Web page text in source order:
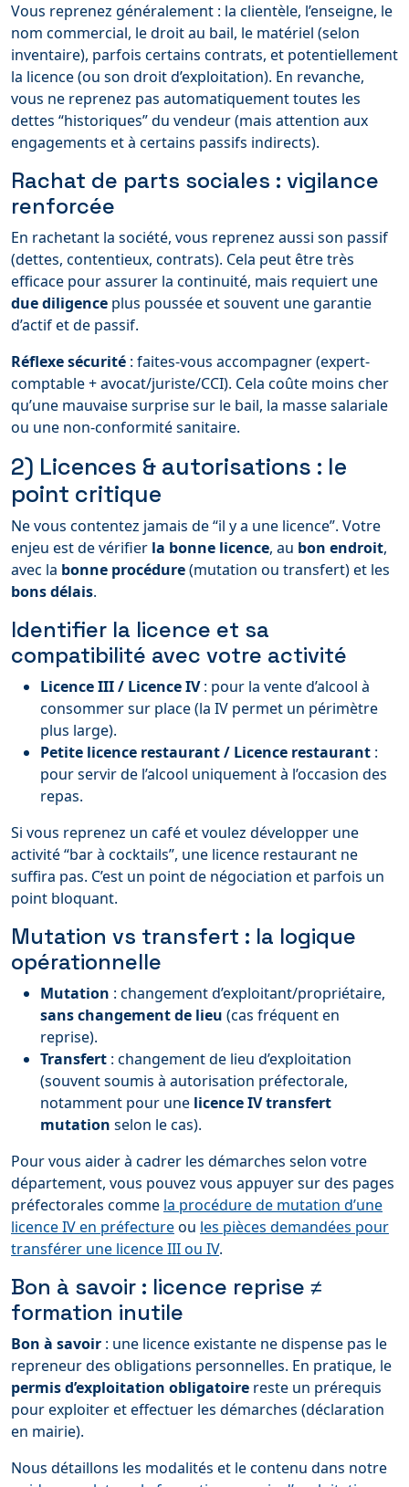
Vous reprenez généralement : la clientèle, l’enseigne, le
nom commercial, le droit au bail, le matériel (selon
inventaire), parfois certains contrats, et potentiellement
la licence (ou son droit d’exploitation). En revanche,
vous ne reprenez pas automatiquement toutes les
dettes “historiques” du vendeur (mais attention aux
engagements et à certains passifs indirects).
Rachat de parts sociales : vigilance
renforcée
En rachetant la société, vous reprenez aussi son passif
(dettes, contentieux, contrats). Cela peut être très
efficace pour assurer la continuité, mais requiert une
due diligence plus poussée et souvent une garantie
d’actif et de passif.
Réflexe sécurité : faites-vous accompagner (expert-
comptable + avocat/juriste/CCI). Cela coûte moins cher
qu’une mauvaise surprise sur le bail, la masse salariale
ou une non-conformité sanitaire.
2) Licences & autorisations : le
point critique
Ne vous contentez jamais de “il y a une licence”. Votre
enjeu est de vérifier la bonne licence, au bon endroit,
avec la bonne procédure(mutation ou transfert) et les
bons délais.
Identifier la licence et sa
compatibilité avec votre activité
Licence III / Licence IV: pour la vente d’alcool à
consommer sur place (la IV permet un périmètre
plus large).
Petite licence restaurant / Licence restaurant :
pour servir de l’alcool uniquement à l’occasion des
repas.
Si vous reprenez un café et voulez développer une
activité “bar à cocktails”, une licence restaurant ne
suffira pas. C’est un point de négociation et parfois un
point bloquant.
Mutation vs transfert : la logique
opérationnelle
Mutation : changement d’exploitant/propriétaire,
sans changement de lieu (cas fréquent en
reprise).
Transfert : changement de lieu d’exploitation
(souvent soumis à autorisation préfectorale,
notamment pour une licence IV transfert
mutation selon le cas).
Pour vous aider à cadrer les démarches selon votre
département, vous pouvez vous appuyer sur des pages
préfectorales comme la procédure de mutation d’une
licence IV en préfectureou les pièces demandées pour
transférer une licence III ou IV.
Bon à savoir : licence reprise ≠
formation inutile
Bon à savoir : une licence existante ne dispense pas le
repreneur des obligations personnelles. En pratique, le
permis d’exploitation obligatoire reste un prérequis
pour exploiter et effectuer les démarches (déclaration
en mairie).
Nous détaillons les modalités et le contenu dans notre